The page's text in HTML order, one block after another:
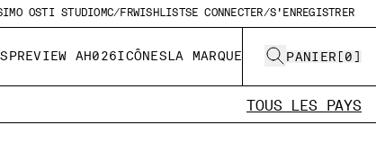
OSTI STUDIOMC/FRWISHLISTSE CONNECTER/S'ENREGISTRER
PREVIEW AH026ICÔNESLA MARQUE PANIER [0]
TOUS LES PAYS